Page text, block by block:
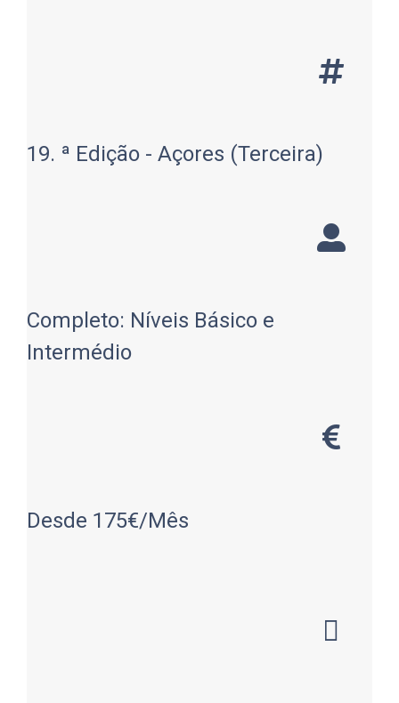
19. ª Edição - Açores (Terceira)
Completo: Níveis Básico e
Intermédio
Desde 175€/Mês